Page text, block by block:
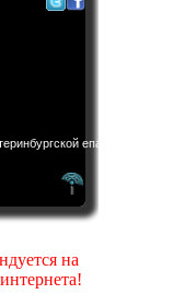
на